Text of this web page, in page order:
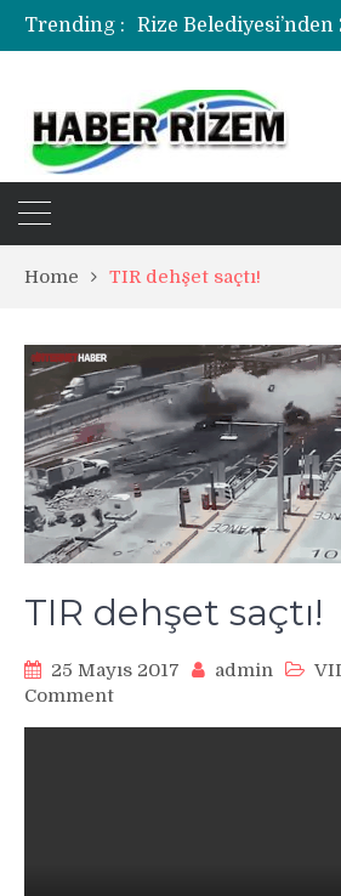
Trending :
Rize
Rize’de uyuşturucu
Home TIR dehşet saçtı!
TIR dehşet saçtı!
25 Mayıs 2017 admin
Commenton